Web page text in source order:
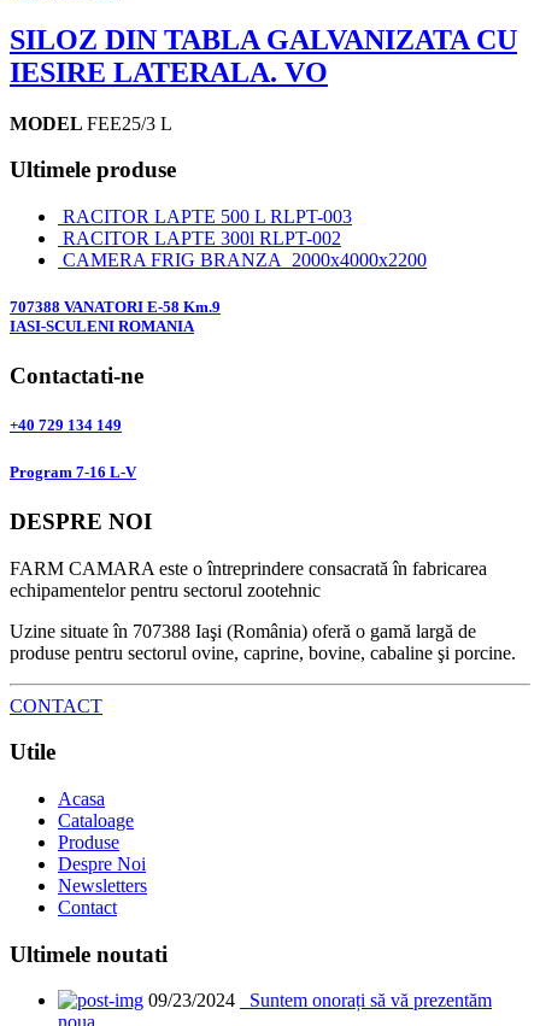
SILOZ DIN TABLA GALVANIZATA CU
IESIRE LATERALA. VO
MODEL FEE25/3 L
Ultimele produse
RACITOR LAPTE 500 L RLPT-003
RACITOR LAPTE 300l RLPT-002
CAMERA FRIG BRANZA 2000x4000x2200
707388 VANATORI E-58 Km.9
IASI-SCULENI ROMANIA
Contactati-ne
+40 729 134 149
Program 7-16 L-V
DESPRE NOI
FARM CAMARA este o întreprindere consacrată în fabricarea
echipamentelor pentru sectorul zootehnic
Uzine situate în 707388 Iaşi (România) oferă o gamă largă de
produse pentru sectorul ovine, caprine, bovine, cabaline şi porcine.
CONTACT
Utile
Acasa
Cataloage
Produse
Despre Noi
Newsletters
Contact
Ultimele noutati
09/23/2024
Suntem onorați să vă prezentăm